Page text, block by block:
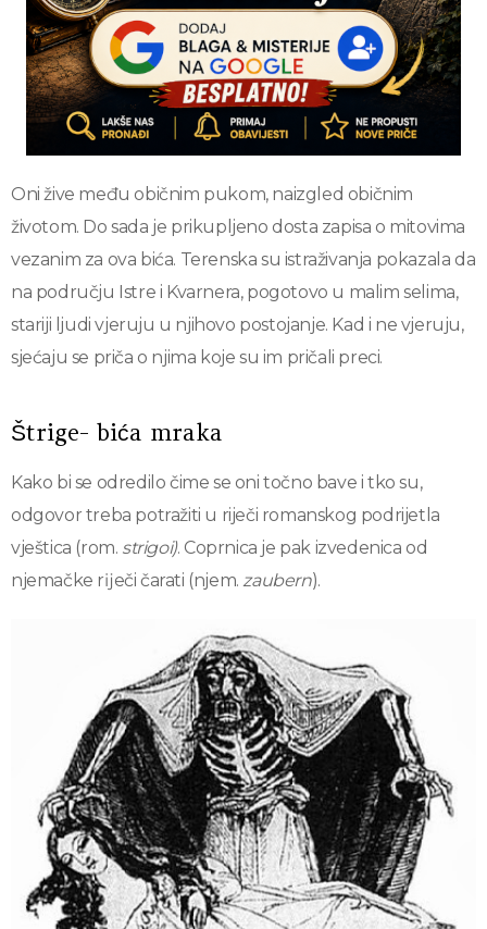
Oni žive među običnim pukom, naizgled običnim
životom. Do sada je prikupljeno dosta zapisa o mitovima
vezanim za ova bića. Terenska su istraživanja pokazala da
na području Istre i Kvarnera, pogotovo u malim selima,
stariji ljudi vjeruju u njihovo postojanje. Kad i ne vjeruju,
sjećaju se priča o njima koje su im pričali preci.
Štrige- bića mraka
Kako bi se odredilo čime se oni točno bave i tko su,
odgovor treba potražiti u riječi romanskog podrijetla
vještica (rom. strigoi). Coprnica je pak izvedenica od
njemačke rĳeči čarati (njem.zaubern).